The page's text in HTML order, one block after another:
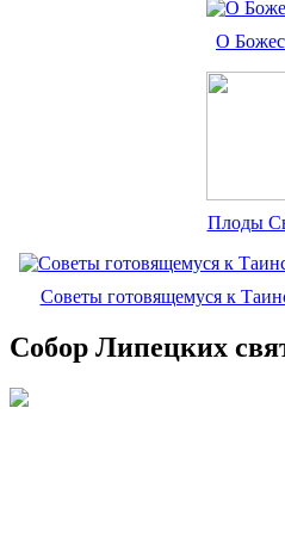
О
Плоды
Советы готовящемуся к
Собор Липецких